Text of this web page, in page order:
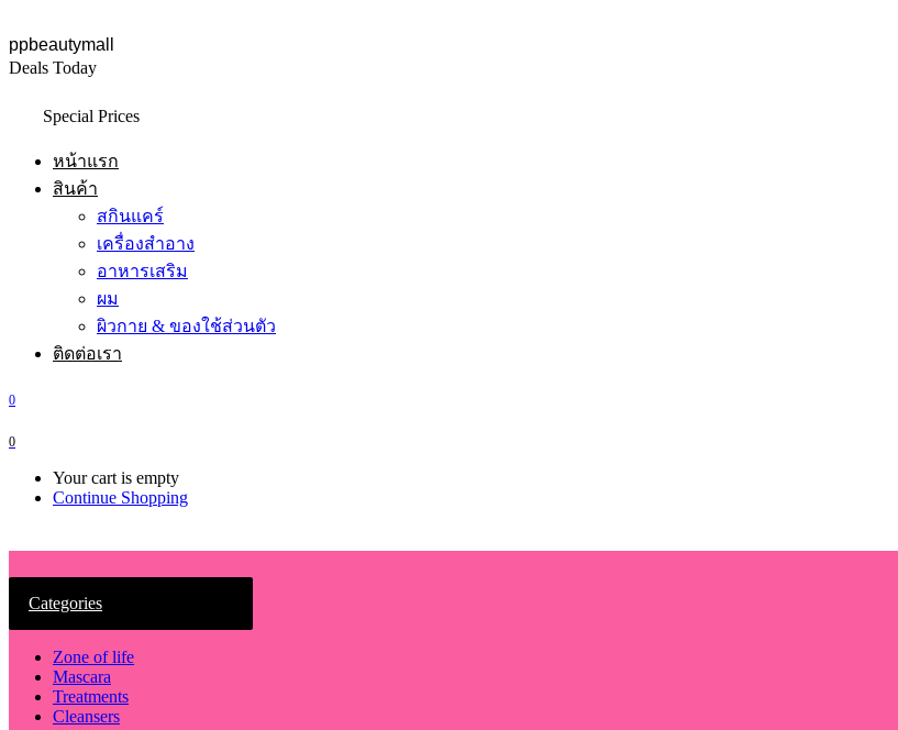
ppbeautymall
Deals Today
Special Prices
หน้าแรก
สินค้า
สกินแคร์
เครื่องสำอาง
อาหารเสริม
ผม
ผิวกาย & ของใช้ส่วนตัว
ติดต่อเรา
0
0
Your cart is empty
Continue Shopping
Categories
Zone of life
Mascara
Treatments
Cleansers